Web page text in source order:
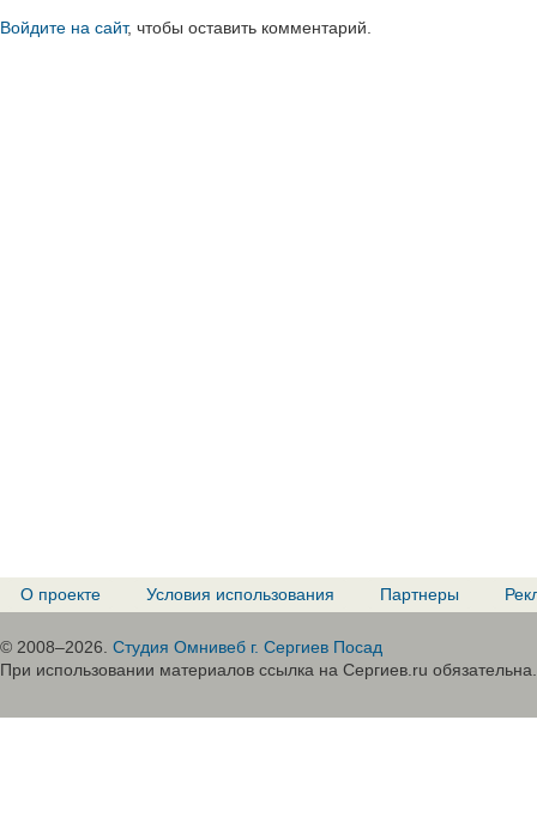
Войдите на сайт, чтобы оставить комментарий.
О проекте Условия использования Партнеры
© 2008–2026. Студия Омнивеб г. Сергиев Посад
При использовании материалов ссылка на Сергиев.ru обязательна.